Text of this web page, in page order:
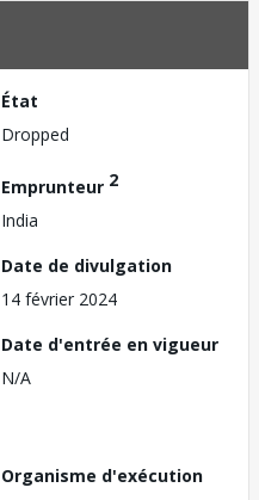
État
Dropped
Emprunteur 2
India
Date de divulgation
14 février 2024
Date d'entrée en vigueur
N/A
Organisme d'exécution